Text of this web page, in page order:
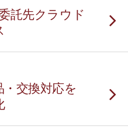
託先クラウド
交換対応を